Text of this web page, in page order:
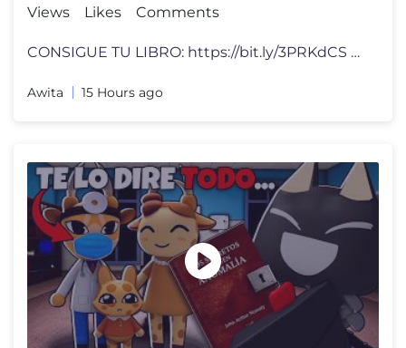
Views
Likes
Comments
CONSIGUE TU LIBRO: https://bit.ly/3PRKdCS Video Inspirado en: Código
Awita 15 Hours ago